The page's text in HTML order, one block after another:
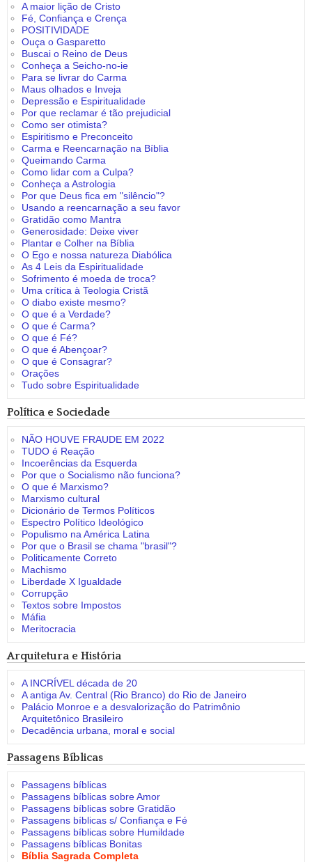
A maior lição de Cristo
Fé, Confiança e Crença
POSITIVIDADE
Ouça o Gasparetto
Buscai o Reino de Deus
Conheça a Seicho-no-ie
Para se livrar do Carma
Maus olhados e Inveja
Depressão e Espiritualidade
Por que reclamar é tão prejudicial
Como ser otimista?
Espiritismo e Preconceito
Carma e Reencarnação na Bíblia
Queimando Carma
Como lidar com a Culpa?
Conheça a Astrologia
Por que Deus fica em "silêncio"?
Usando a reencarnação a seu favor
Gratidão como Mantra
Generosidade: Deixe viver
Plantar e Colher na Bíblia
O Ego e nossa natureza Diabólica
As 4 Leis da Espiritualidade
Sofrimento é moeda de troca?
Uma crítica à Teologia Cristã
O diabo existe mesmo?
O que é a Verdade?
O que é Carma?
O que é Fé?
O que é Abençoar?
O que é Consagrar?
Orações
Tudo sobre Espiritualidade
Política e Sociedade
NÃO HOUVE FRAUDE EM 2022
TUDO é Reação
Incoerências da Esquerda
Por que o Socialismo não funciona?
O que é Marxismo?
Marxismo cultural
Dicionário de Termos Políticos
Espectro Político Ideológico
Populismo na América Latina
Por que o Brasil se chama "brasil"?
Politicamente Correto
Machismo
Liberdade X Igualdade
Corrupção
Textos sobre Impostos
Máfia
Meritocracia
Arquitetura e História
A INCRÍVEL década de 20
A antiga Av. Central (Rio Branco) do Rio de Janeiro
Palácio Monroe e a desvalorização do Patrimônio
Arquitetônico Brasileiro
Decadência urbana, moral e social
Passagens Bíblicas
Passagens bíblicas
Passagens bíblicas sobre Amor
Passagens bíblicas sobre Gratidão
Passagens bíblicas s/ Confiança e Fé
Passagens bíblicas sobre Humildade
Passagens bíblicas Bonitas
Bíblia Sagrada Completa